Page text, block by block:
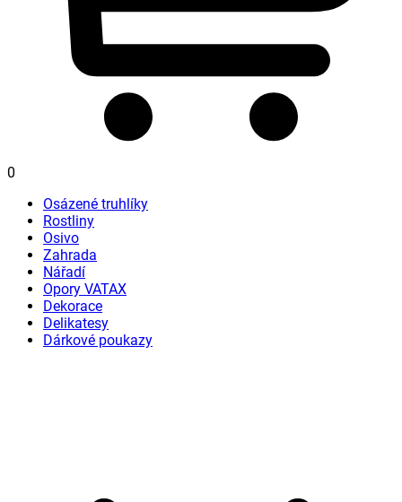
0
Osázené truhlíky
Rostliny
Osivo
Zahrada
Nářadí
Opory VATAX
Dekorace
Delikatesy
Dárkové poukazy